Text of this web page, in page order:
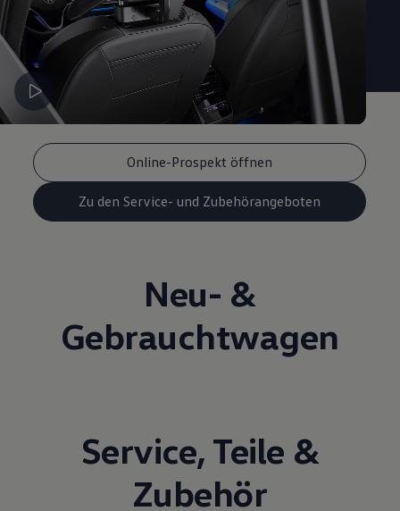
Online-Prospekt öffnen
Zu den Service- und Zubehörangeboten
Neu- &
Gebrauchtwagen
Service, Teile &
Zubehör